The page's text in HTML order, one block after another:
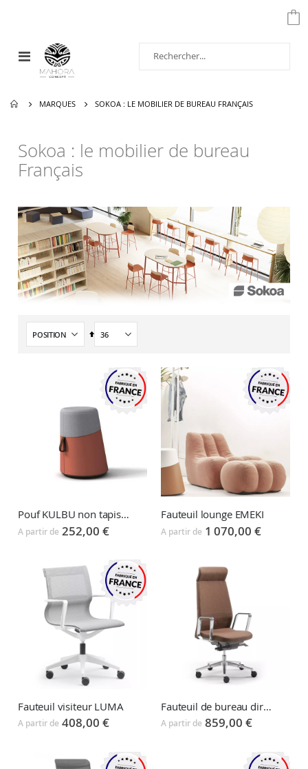
Affichage
navigation
MARQUES SOKOA : LE MOBILIER DE BUREAU FRANÇAIS
Sokoa : le mobilier de bureau
Français
Par
ordre
Pouf KULBU non tapissé ou tapissé
A partir de 252,00 €
Fauteuil lounge EMEKI
A partir de 1 070,00 €
Fauteuil visiteur LUMA
A partir de 408,00 €
Fauteuil de bureau direction EDEN
A partir de 859,00 €